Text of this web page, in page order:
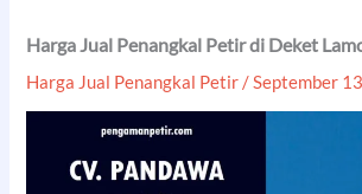
Harga Jual Penangkal Petir di Deket
Harga Jual Penangkal Petir /September